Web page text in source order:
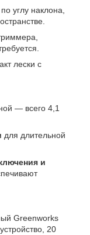
углу наклона,
лески с
— всего 4,1
для длительной
и
Greenworks
20